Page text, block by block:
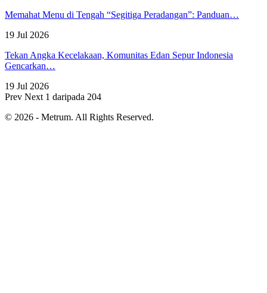
Memahat Menu di Tengah “Segitiga Peradangan”: Panduan…
19 Jul 2026
Tekan Angka Kecelakaan, Komunitas Edan Sepur Indonesia
Gencarkan…
19 Jul 2026
Prev Next 1 daripada 204
© 2026 - Metrum. All Rights Reserved.